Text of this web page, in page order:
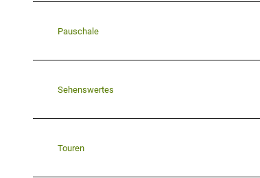
Pauschale
Sehenswertes
Touren